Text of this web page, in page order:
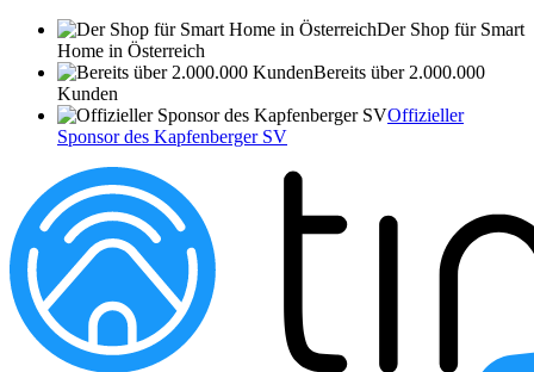
Der Shop für Smart
Home in Österreich
Bereits über 2.000.000
Kunden
Offizieller
Sponsor des Kapfenberger SV